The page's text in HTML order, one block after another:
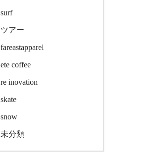
surf
ツアー
fareastapparel
ete coffee
re inovation
skate
snow
未分類